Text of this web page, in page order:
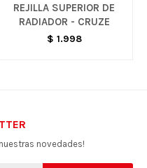
REJILLA SUPERIOR DE
RADIADOR - CRUZE
$ 1.998
novedades!